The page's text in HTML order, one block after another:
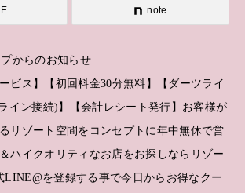
note
からのお知らせ
ビス】【初回料金30分無料】【ダーツライ
イン接続)】【会計レシート発行】お客様が
リゾート空間をコンセプトに年中無休で営
ハイクオリティなお店をお探しならリゾー
LINE@を登録する事で今日からお得なクー